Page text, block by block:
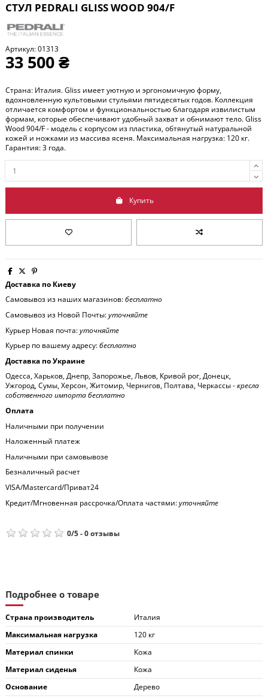
СТУЛ PEDRALI GLISS WOOD 904/F
Артикул:01313
33 500 ₴
Страна: Италия. Gliss имеет уютную и эргономичную форму,
вдохновленную культовыми стульями пятидесятых годов. Коллекция
отличается комфортом и функциональностью благодаря извилистым
формам, которые обеспечивают удобный захват и обнимают тело. Gliss
Wood 904/F - модель с корпусом из пластика, обтянутый натуральной
кожей и ножками из массива ясеня. Максимальная нагрузка: 120 кг.
Гарантия: 3 года.
Купить
Доставка по Киеву
Самовывоз из наших магазинов:бесплатно
Самовывоз из Новой Почты:уточняйте
Курьер Новая почта:уточняйте
Курьер по вашему адресу:бесплатно
Доставка по Украине
Одесса, Харьков, Днепр, Запорожье, Львов, Кривой рог, Донецк,
Ужгород, Сумы, Херсон, Житомир, Чернигов, Полтава, Черкассы -кресла
собственного импорта бесплатно
Оплата
Наличными при получении
Наложенный платеж
Наличными при самовывозе
Безналичный расчет
VISA/Mastercard/Приват24
Кредит/Мгновенная рассрочка/Оплата частями:уточняйте
0/5-0отзывы
Подробнее о товаре
Страна производитель
Италия
Максимальная нагрузка
120 кг
Материал спинки
Кожа
Материал сиденья
Кожа
Основание
Дерево